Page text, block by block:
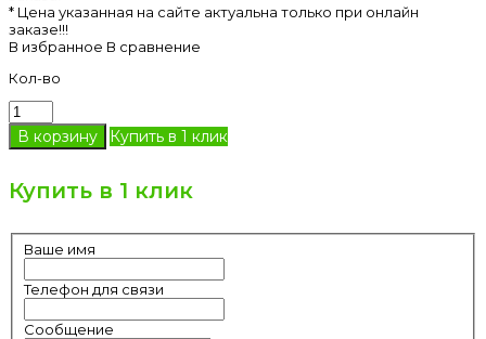
* Цена указанная на сайте актуальна только при онлайн
заказе!!!
В избранное В сравнение
Кол-во
Купить в 1 клик
Купить в 1 клик
Ваше имя
Телефон для связи
Сообщение